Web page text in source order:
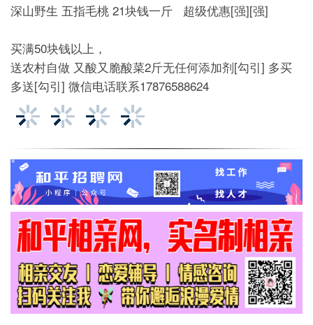
深山野生 五指毛桃 21块钱一斤 超级优惠[强][强]
买满50块钱以上，
送农村自做 又酸又脆酸菜2斤无任何添加剂[勾引] 多买
多送[勾引] 微信电话联系17876588624